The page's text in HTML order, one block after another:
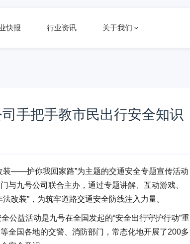
快报 行业资讯 关于我们
手把手教市民出行安全知识
装——护你我回家路”为主题的交通安全专题宣传活动
与九号公司联合主办，通过专题讲解、互动游戏、
改装”，为筑牢道路交通安全防线注入力量。
公益活动是九号在全国发起的“安全出行守护行动”重
全国各地的交警、消防部门，常态化地开展了200多